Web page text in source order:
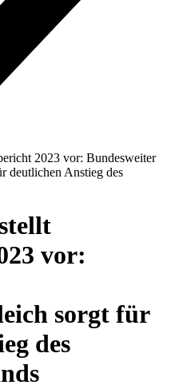
2023 vor: Bundesweiter
deutlichen Anstieg des
vor:
sorgt für
des